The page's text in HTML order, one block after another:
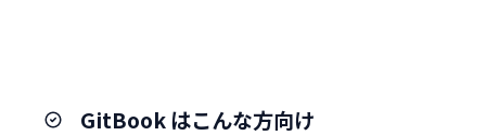
GitBook はこんな方向け